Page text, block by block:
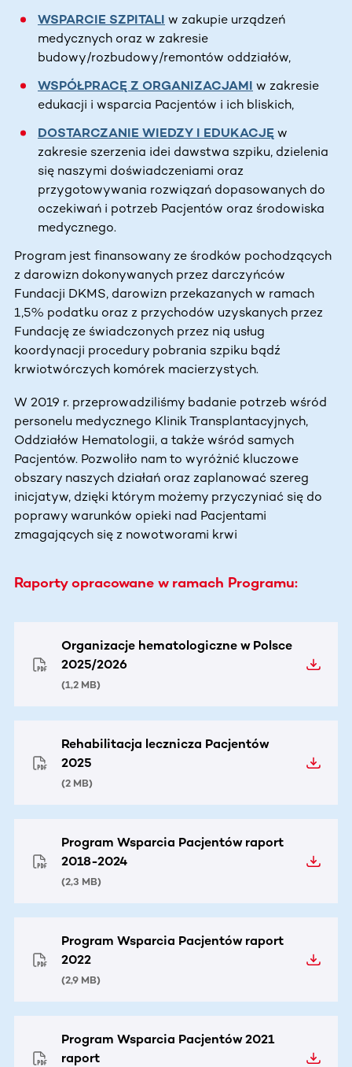
WSPARCIE SZPITALI w zakupie urządzeń
medycznych oraz w zakresie
budowy/rozbudowy/remontów oddziałów,
WSPÓŁPRACĘ Z ORGANIZACJAMI w zakresie
edukacji i wsparcia Pacjentów i ich bliskich,
DOSTARCZANIE WIEDZY I EDUKACJĘ w
zakresie szerzenia idei dawstwa szpiku, dzielenia
się naszymi doświadczeniami oraz
przygotowywania rozwiązań dopasowanych do
oczekiwań i potrzeb Pacjentów oraz środowiska
medycznego.
Program jest finansowany ze środków pochodzących
z darowizn dokonywanych przez darczyńców
Fundacji DKMS, darowizn przekazanych w ramach
1,5% podatku oraz z przychodów uzyskanych przez
Fundację ze świadczonych przez nią usług
koordynacji procedury pobrania szpiku bądź
krwiotwórczych komórek macierzystych.
W 2019 r. przeprowadziliśmy badanie potrzeb wśród
personelu medycznego Klinik Transplantacyjnych,
Oddziałów Hematologii, a także wśród samych
Pacjentów. Pozwoliło nam to wyróżnić kluczowe
obszary naszych działań oraz zaplanować szereg
inicjatyw, dzięki którym możemy przyczyniać się do
poprawy warunków opieki nad Pacjentami
zmagających się z nowotworami krwi
Raporty opracowane w ramach Programu:
Organizacje hematologiczne w Polsce
2025/2026
(1,2 MB)
Rehabilitacja lecznicza Pacjentów
2025
(2 MB)
Program Wsparcia Pacjentów raport
2018-2024
(2,3 MB)
Program Wsparcia Pacjentów raport
2022
(2,9 MB)
Program Wsparcia Pacjentów 2021
raport